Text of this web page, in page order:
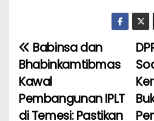
a
e
b
o
o
w
er
m
l
h
a
A
p
p
e
N
a
v
Babinsa dan
Bhabinkamtibmas
Kawal
Pembangunan IPLT
di Temesi: Pastikan